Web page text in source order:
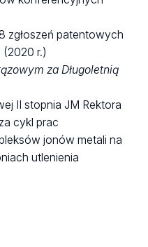
zgłoszeń patentowych
(2020 r.)
za Długoletnią
II stopnia JM Rektora
cykl prac
jonów metali na
utlenienia